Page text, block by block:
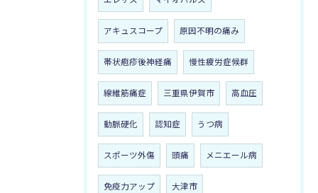
アキュスコープ 原因不明の痛み
帯状疱疹後神経痛 慢性疲労症候群
線維筋痛症 三重県伊賀市 高血圧
動脈硬化 認知症 うつ病
スポーツ外傷 頭痛 メニエール病
免疫力アップ 大津市